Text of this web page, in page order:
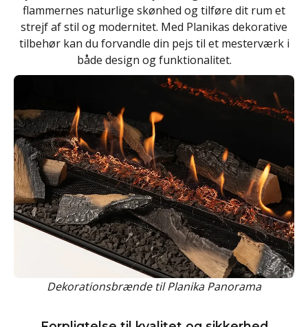
flammernes naturlige skønhed og tilføre dit rum et
strejf af stil og modernitet. Med Planikas dekorative
tilbehør kan du forvandle din pejs til et mesterværk i
både design og funktionalitet.
Dekorationsbrænde til Planika Panorama